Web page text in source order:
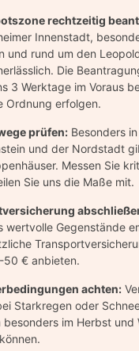
rechtzeitig
Innenstadt,
und rund um den
Die
3 Werktage im Voraus
Ordnung erfolgen.
prüfen: Besonders
und der Nordstadt
Messen Sie
Sie uns die Maße mit.
wertvolle Gegenstände
€ anbieten.
achten:
Starkregen oder
besonders im Herbst und